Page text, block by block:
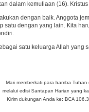
dalam kemuliaan (16).
dengan baik. Anggota
satu dengan yang lain. Kita
satu keluarga Allah
Mari memberkati para hamba
melalui edisi Santapan Harian yang
Kirim dukungan Anda ke: BCA